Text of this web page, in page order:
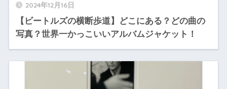
2024年12月16日
【ビートルズの横断歩道】どこにある？どの曲の
写真？世界一かっこいいアルバムジャケット！